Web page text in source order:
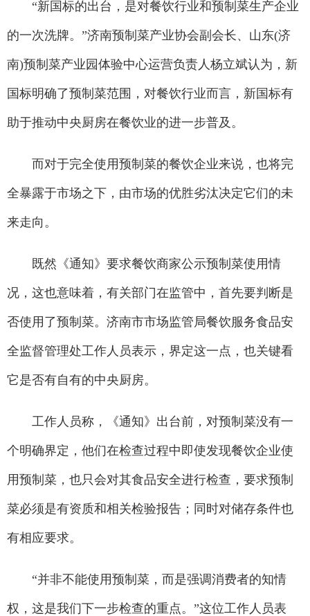
“新国标的出台，是对餐饮行业和预制菜生产企业
的一次洗牌。”济南预制菜产业协会副会长、山东(济
南)预制菜产业园体验中心运营负责人杨立斌认为，新
国标明确了预制菜范围，对餐饮行业而言，新国标有
助于推动中央厨房在餐饮业的进一步普及。
而对于完全使用预制菜的餐饮企业来说，也将完
全暴露于市场之下，由市场的优胜劣汰决定它们的未
来走向。
既然《通知》要求餐饮商家公示预制菜使用情
况，这也意味着，有关部门在监管中，首先要判断是
否使用了预制菜。济南市市场监管局餐饮服务食品安
全监督管理处工作人员表示，界定这一点，也关键看
它是否有自有的中央厨房。
工作人员称，《通知》出台前，对预制菜没有一
个明确界定，他们在检查过程中即使发现餐饮企业使
用预制菜，也只会对其食品安全进行检查，要求预制
菜必须是有资质和相关检验报告；同时对储存条件也
有相应要求。
“并非不能使用预制菜，而是强调消费者的知情
权，这是我们下一步检查的重点。”这位工作人员表